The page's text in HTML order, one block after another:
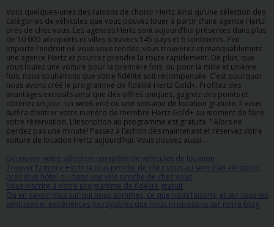
Voici quelques-unes des raisons de choisir Hertz ainsi qu’une sélection des
catégories de véhicules que vous pouvez louer à partir d’une agence Hertz
près de chez vous. Les agences Hertz sont aujourd’hui présentes dans plus
de 10 000 aéroports et villes à travers 145 pays et 6 continents. Peu
importe l’endroit où vous vous rendez, vous trouverez immanquablement
une agence Hertz et pourrez prendre la route rapidement. De plus, que
vous louiez une voiture pour la première fois, ou pour la mille et unième
fois, nous souhaitons que votre fidélité soit récompensée. C’est pourquoi
nous avons créé le programme de fidélité Hertz Gold+. Profitez des
avantages exclusifs ainsi que des offres uniques, gagnez des points et
obtenez un jour, un week-end ou une semaine de location gratuite. Il vous
suffira d’entrer votre numéro de membre Hertz Gold+ au moment de faire
votre réservation. L’inscription au programme est gratuite ? Alors ne
perdez pas une minute! Passez à l’action dès maintenant et réservez votre
voiture de location Hertz aujourd’hui. Vous pouvez aussi...
Découvrir notre sélection complète de véhicules de location
Trouver l’agence Hertz la plus proche de chez vous au sein d’un aéroport,
près d’un hôtel ou dans une ville proche de chez vous
Vous inscrire à notre programme de fidélité gratuit
Ou en savoir plus sur qui nous sommes, ce que nous faisons, et sur tous les
véhicules et expériences incroyables que nous proposons sur notre blog